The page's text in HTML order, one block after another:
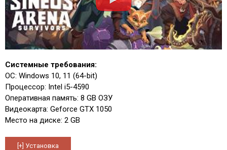
Системные требования:
ОС: Windows 10, 11 (64-bit)
Процессор: Intel i5-4590
Оперативная память: 8 GB ОЗУ
Видеокарта: Geforce GTX 1050
Место на диске: 2 GB